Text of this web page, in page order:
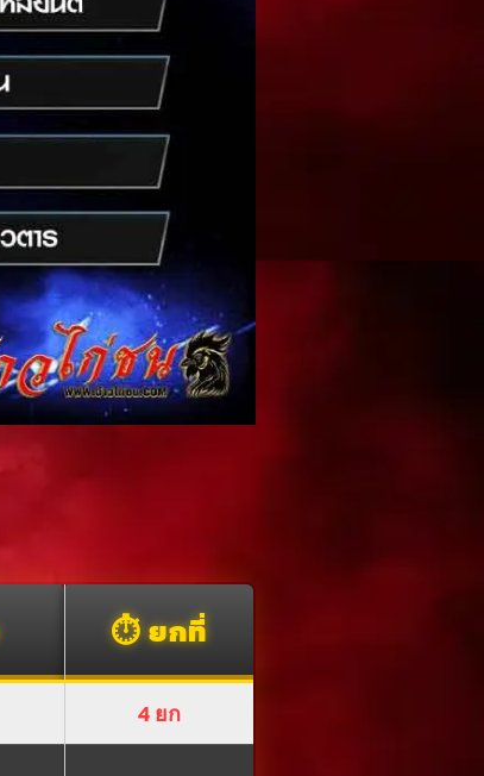
⏱️ ยกที่
4 ยก